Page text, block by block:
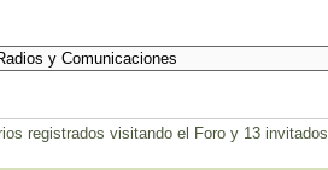
registrados visitando el Foro y 13 invitados